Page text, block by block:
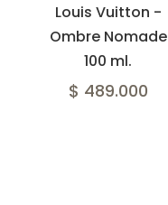
Louis Vuitton -
Ombre Nomade
100 ml.
$ 489.000